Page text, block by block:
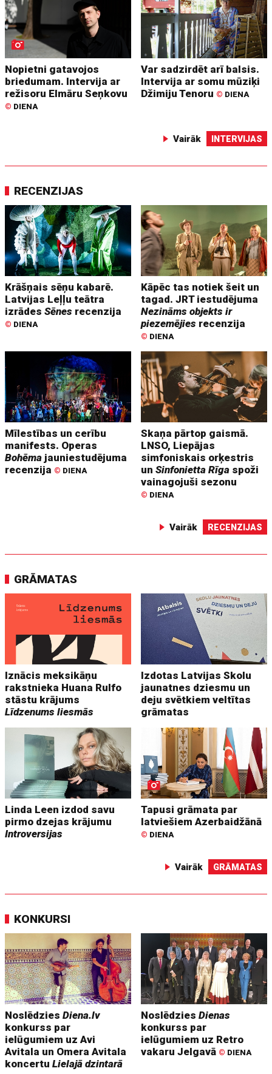
Nopietni gatavojos
briedumam. Intervija ar
režisoru Elmāru Seņkovu
© DIENA
Var sadzirdēt arī balsis.
Intervija ar somu mūziķi
Džimiju Tenoru © DIENA
Vairāk INTERVIJAS
RECENZIJAS
Krāšņais sēņu kabarē.
Latvijas Leļļu teātra
izrādesSēnes recenzija
© DIENA
Kāpēc tas notiek šeit un
tagad. JRT iestudējuma
Nezināms objekts ir
piezemējies recenzija
© DIENA
Mīlestības un cerību
manifests. Operas
Bohēma jauniestudējuma
recenzija © DIENA
Skaņa pārtop gaismā.
LNSO, Liepājas
simfoniskais orķestris
unSinfonietta Rīga spoži
vainagojuši sezonu
© DIENA
Vairāk RECENZIJAS
GRĀMATAS
Iznācis meksikāņu
rakstnieka Huana Rulfo
stāstu krājums
Līdzenums liesmās
Izdotas Latvijas Skolu
jaunatnes dziesmu un
deju svētkiem veltītas
grāmatas
Linda Leen izdod savu
pirmo dzejas krājumu
Introversijas
Tapusi grāmata par
latviešiem Azerbaidžānā
© DIENA
Vairāk GRĀMATAS
KONKURSI
NoslēdziesDiena.lv
konkurss par
ielūgumiem uz Avi
Avitala un Omera Avitala
koncertuLielajā dzintarā
NoslēdziesDienas
konkurss par
ielūgumiem uz Retro
vakaru Jelgavā © DIENA